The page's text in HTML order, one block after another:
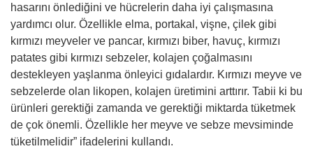
hasarını önlediğini ve hücrelerin daha iyi çalışmasına
yardımcı olur. Özellikle elma, portakal, vişne, çilek gibi
kırmızı meyveler ve pancar, kırmızı biber, havuç, kırmızı
patates gibi kırmızı sebzeler, kolajen çoğalmasını
destekleyen yaşlanma önleyici gıdalardır. Kırmızı meyve ve
sebzelerde olan likopen, kolajen üretimini arttırır. Tabii ki bu
ürünleri gerektiği zamanda ve gerektiği miktarda tüketmek
de çok önemli. Özellikle her meyve ve sebze mevsiminde
tüketilmelidir” ifadelerini kullandı.